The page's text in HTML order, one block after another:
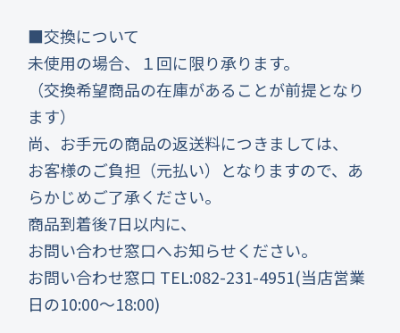
■交換について
未使用の場合、１回に限り承ります。
（交換希望商品の在庫があることが前提となり
ます）
尚、お手元の商品の返送料につきましては、
お客様のご負担（元払い）となりますので、あ
らかじめご了承ください。
商品到着後7日以内に、
お問い合わせ窓口へお知らせください。
お問い合わせ窓口 TEL:082-231-4951(当店営業
日の10:00～18:00)